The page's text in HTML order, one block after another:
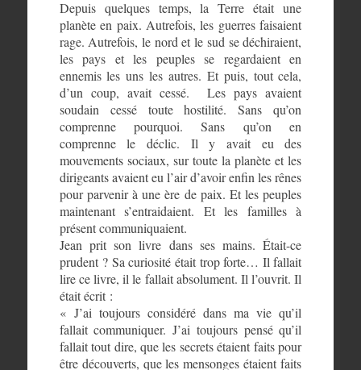
Depuis quelques temps, la Terre était une
planète en paix. Autrefois, les guerres faisaient
rage. Autrefois, le nord et le sud se déchiraient,
les pays et les peuples se regardaient en
ennemis les uns les autres. Et puis, tout cela,
d’un coup, avait cessé. Les pays avaient
soudain cessé toute hostilité. Sans qu’on
comprenne pourquoi. Sans qu’on en
comprenne le déclic. Il y avait eu des
mouvements sociaux, sur toute la planète et les
dirigeants avaient eu l’air d’avoir enfin les rênes
pour parvenir à une ère de paix. Et les peuples
maintenant s’entraidaient. Et les familles à
présent communiquaient.
Jean prit son livre dans ses mains. Était-ce
prudent ? Sa curiosité était trop forte… Il fallait
lire ce livre, il le fallait absolument. Il l’ouvrit. Il
était écrit :
« J’ai toujours considéré dans ma vie qu’il
fallait communiquer. J’ai toujours pensé qu’il
fallait tout dire, que les secrets étaient faits pour
être découverts, que les mensonges étaient faits